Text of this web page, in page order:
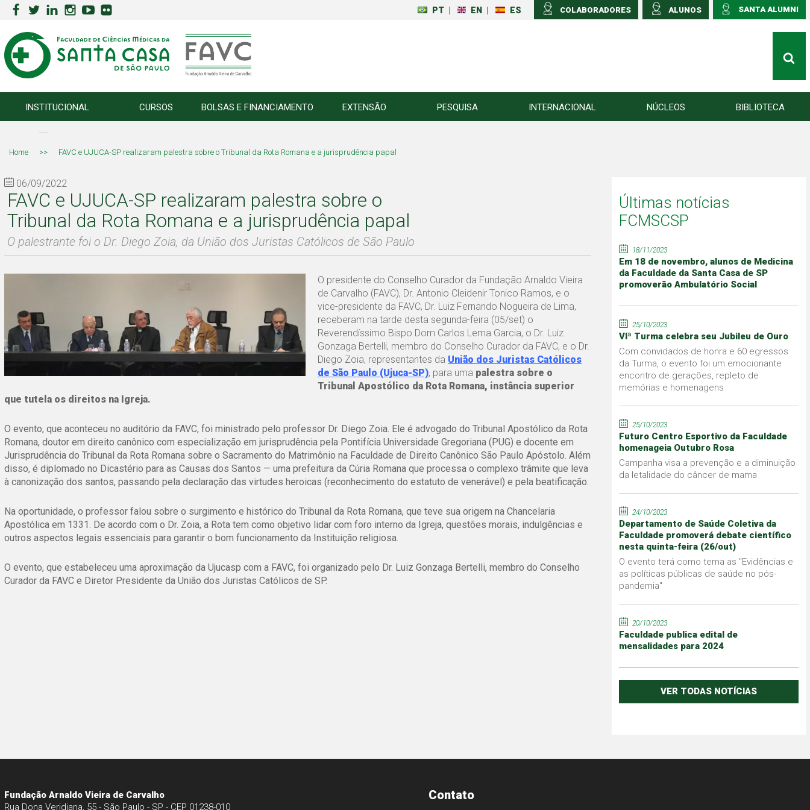
SANTA ALUMNI
ALUNOS
COLABORADORES
PT EN ES
INSTITUCIONAL CURSOS BOLSAS E FINANCIAMENTO EXTENSÃO PESQUISA INTERNACIONAL NÚCLEOS BIBLIOTECA
Home >> FAVC e UJUCA-SP realizaram palestra sobre o Tribunal da Rota Romana e a jurisprudência papal
06/09/2022
FAVC e UJUCA-SP realizaram palestra sobre o
Tribunal da Rota Romana e a jurisprudência papal
O palestrante foi o Dr. Diego Zoia, da União dos Juristas Católicos de São Paulo
O presidente do Conselho Curador da Fundação Arnaldo Vieira
de Carvalho (FAVC), Dr. Antonio Cleidenir Tonico Ramos, e o
vice-presidente da FAVC, Dr. Luiz Fernando Nogueira de Lima,
receberam na tarde desta segunda-feira (05/set) o
Reverendíssimo Bispo Dom Carlos Lema Garcia, o Dr. Luiz
Gonzaga Bertelli, membro do Conselho Curador da FAVC, e o Dr.
Diego Zoia, representantes da União dos Juristas Católicos
de São Paulo (Ujuca-SP), para uma palestra sobre o
Tribunal Apostólico da Rota Romana, instância superior
que tutela os direitos na Igreja.
O evento, que aconteceu no auditório da FAVC, foi ministrado pelo professor Dr. Diego Zoia. Ele é advogado do Tribunal Apostólico da Rota
Romana, doutor em direito canônico com especialização em jurisprudência pela Pontifícia Universidade Gregoriana (PUG) e docente em
Jurisprudência do Tribunal da Rota Romana sobre o Sacramento do Matrimônio na Faculdade de Direito Canônico São Paulo Apóstolo. Além
disso, é diplomado no Dicastério para as Causas dos Santos — uma prefeitura da Cúria Romana que processa o complexo trâmite que leva
à canonização dos santos, passando pela declaração das virtudes heroicas (reconhecimento do estatuto de venerável) e pela beatificação.
Na oportunidade, o professor falou sobre o surgimento e histórico do Tribunal da Rota Romana, que teve sua origem na Chancelaria
Apostólica em 1331. De acordo com o Dr. Zoia, a Rota tem como objetivo lidar com foro interno da Igreja, questões morais, indulgências e
outros aspectos legais essenciais para garantir o bom funcionamento da Instituição religiosa.
O evento, que estabeleceu uma aproximação da Ujucasp com a FAVC, foi organizado pelo Dr. Luiz Gonzaga Bertelli, membro do Conselho
Curador da FAVC e Diretor Presidente da União dos Juristas Católicos de SP.
Últimas notícias
FCMSCSP
18/11/2023
Em 18 de novembro, alunos de Medicina
da Faculdade da Santa Casa de SP
promoverão Ambulatório Social
25/10/2023
VIª Turma celebra seu Jubileu de Ouro
Com convidados de honra e 60 egressos
da Turma, o evento foi um emocionante
encontro de gerações, repleto de
memórias e homenagens
25/10/2023
Futuro Centro Esportivo da Faculdade
homenageia Outubro Rosa
Campanha visa a prevenção e a diminuição
da letalidade do câncer de mama
24/10/2023
Departamento de Saúde Coletiva da
Faculdade promoverá debate científico
nesta quinta-feira (26/out)
O evento terá como tema as "Evidências e
as políticas públicas de saúde no pós-
pandemia"
20/10/2023
Faculdade publica edital de
mensalidades para 2024
VER TODAS NOTÍCIAS
Fundação Arnaldo Vieira de Carvalho
Rua Dona Veridiana, 55 - São Paulo - SP - CEP 01238-010
Contato